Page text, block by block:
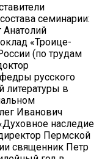
семинарии:
Анатолий
«Троице-
(по трудам
русского
литературы в
Иванович
наследие
Пермской
священник Петр